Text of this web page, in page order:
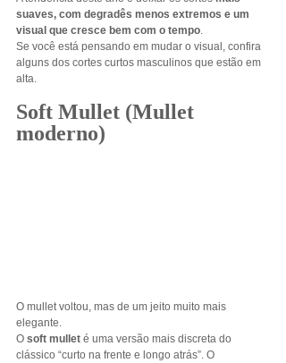
suaves, com degradês menos extremos e um
visual que cresce bem com o tempo.
Se você está pensando em mudar o visual, confira
alguns dos cortes curtos masculinos que estão em
alta.
Soft Mullet (Mullet
moderno)
O mullet voltou, mas de um jeito muito mais
elegante.
O soft mullet é uma versão mais discreta do
clássico “curto na frente e longo atrás”. O